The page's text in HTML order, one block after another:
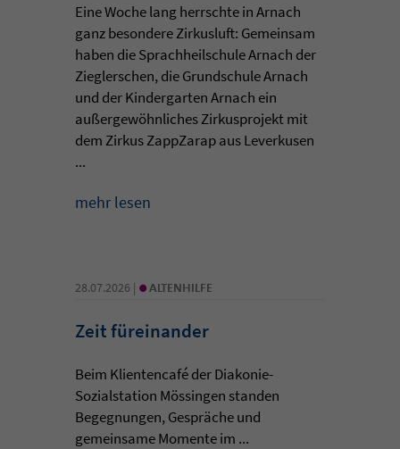
Eine Woche lang herrschte in Arnach
ganz besondere Zirkusluft: Gemeinsam
haben die Sprachheilschule Arnach der
Zieglerschen, die Grundschule Arnach
und der Kindergarten Arnach ein
außergewöhnliches Zirkusprojekt mit
dem Zirkus ZappZarap aus Leverkusen
...
mehr lesen
28.07.2026 | • ALTENHILFE
Zeit füreinander
Beim Klientencafé der Diakonie-
Sozialstation Mössingen standen
Begegnungen, Gespräche und
gemeinsame Momente im ...